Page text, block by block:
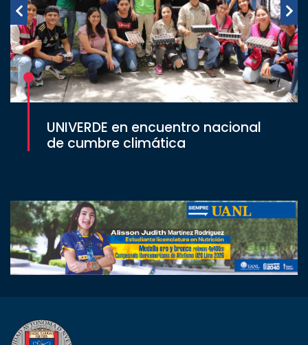
UNIVERDE en encuentro nacional
de cumbre climática